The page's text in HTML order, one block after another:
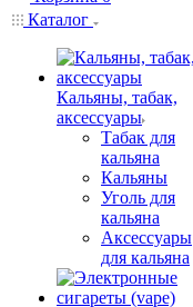
Каталог
Кальяны, табак,
аксессуары
Табак для
кальяна
Кальяны
Уголь для
кальяна
Аксессуары
для кальяна